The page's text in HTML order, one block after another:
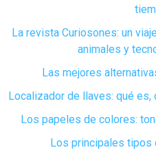
La revista Curiosones: un
animales y
Las mejores
Localizador de llaves: qué
Los papeles de colores:
Los principales tipos